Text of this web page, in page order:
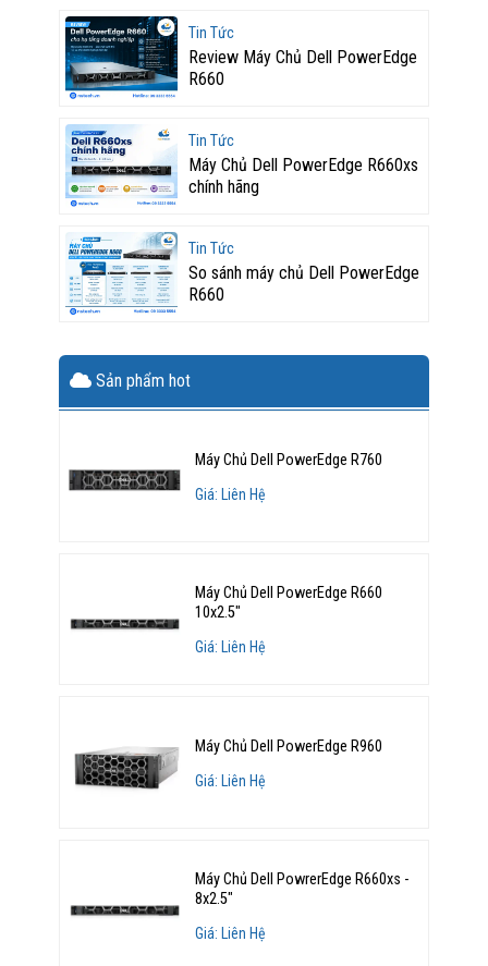
Tin Tức
Review Máy Chủ Dell PowerEdge
R660
Tin Tức
Máy Chủ Dell PowerEdge R660xs
chính hãng
Tin Tức
So sánh máy chủ Dell PowerEdge
R660
Sản phẩm hot
Máy Chủ Dell PowerEdge R760
Giá: Liên Hệ
Máy Chủ Dell PowerEdge R660
10x2.5"
Giá: Liên Hệ
Máy Chủ Dell PowerEdge R960
Giá: Liên Hệ
Máy Chủ Dell PowrerEdge R660xs -
8x2.5"
Giá: Liên Hệ